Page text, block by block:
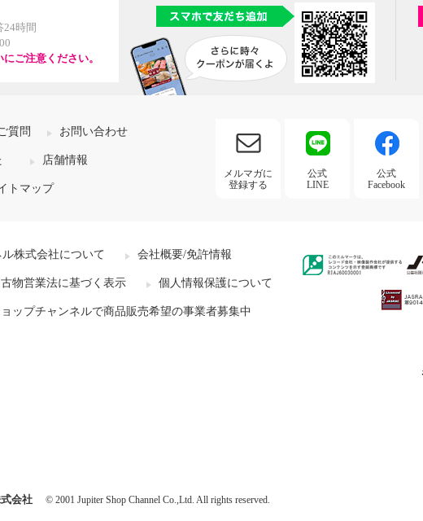
24時間
ご注意ください。
質問 お問い合わせ
店舗情報
トマップ
メルマガに
登録する
公式
LINE
公式
Facebook
株式会社について 会社概要/免許情報
古物営業法に基づく表示 個人情報保護について
ップチャンネルで商品販売希望の事業者募集中
式会社 © 2001 Jupiter Shop Channel Co.,Ltd. All rights reserved.